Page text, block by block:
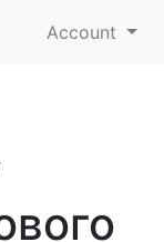
Account